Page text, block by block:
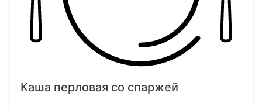
Каша перловая со спаржей